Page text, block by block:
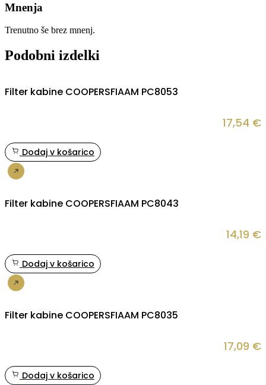
Mnenja
Trenutno še brez mnenj.
Podobni izdelki
Filter kabine COOPERSFIAAM PC8053
17,54 €
Dodaj v košarico
Filter kabine COOPERSFIAAM PC8043
14,19 €
Dodaj v košarico
Filter kabine COOPERSFIAAM PC8035
17,09 €
Dodaj v košarico